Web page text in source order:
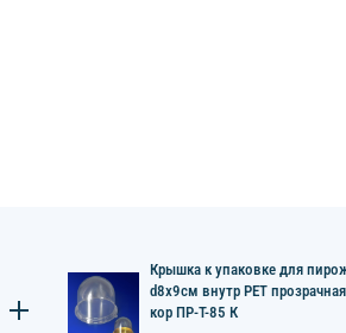
Крышка к упаковке для
d8х9см внутр PET
кор ПР-Т-85 К